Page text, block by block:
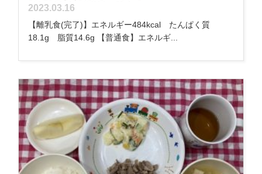
2023.03.16
【離乳食(完了)】エネルギー484kcal たんぱく質
18.1g 脂質14.6g 【普通食】エネルギ...